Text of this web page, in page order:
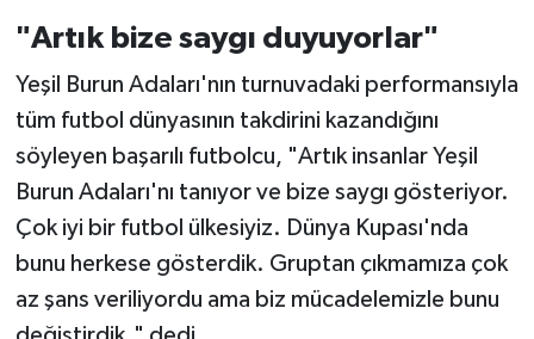
"Artık bize saygı duyuyorlar"
Yeşil Burun Adaları'nın turnuvadaki performansıyla
tüm futbol dünyasının takdirini kazandığını
söyleyen başarılı futbolcu, "Artık insanlar Yeşil
Burun Adaları'nı tanıyor ve bize saygı gösteriyor.
Çok iyi bir futbol ülkesiyiz. Dünya Kupası'nda
bunu herkese gösterdik. Gruptan çıkmamıza çok
az şans veriliyordu ama biz mücadelemizle bunu